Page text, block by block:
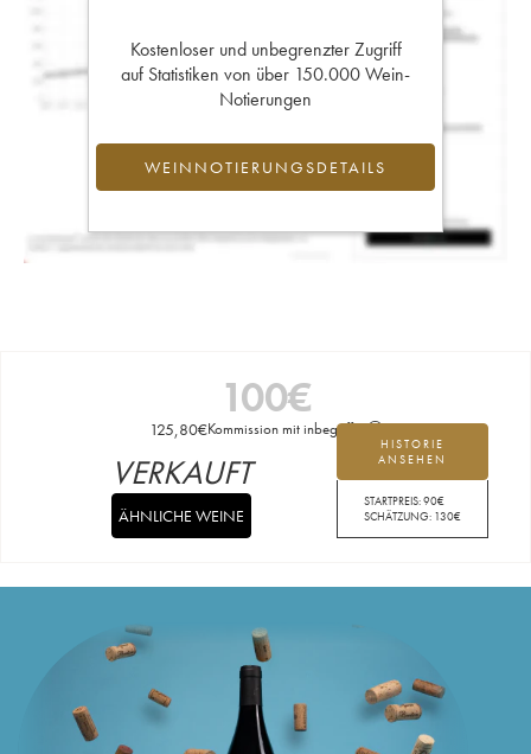
Kostenloser und unbegrenzter Zugriff
auf Statistiken von über 150.000 Wein-
Notierungen
WEINNOTIERUNGSDETAILS
100€
125,80€Kommission mit inbegriffen
HISTORIE
ANSEHEN
STARTPREIS:90€
SCHÄTZUNG: 130€
VERKAUFT
ÄHNLICHE WEINE